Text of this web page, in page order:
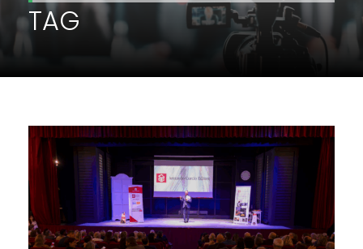
TAG